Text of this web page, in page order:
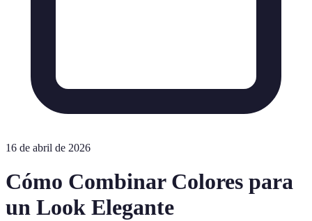
16 de abril de 2026
Cómo Combinar Colores para
un Look Elegante